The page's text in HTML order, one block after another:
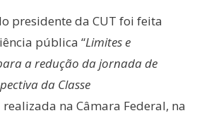
presidente da CUT foi feita
pública “Limites e
a redução da jornada de
da Classe
realizada na Câmara Federal, na